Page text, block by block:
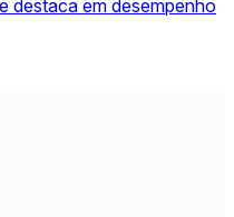
destaca em desempenho